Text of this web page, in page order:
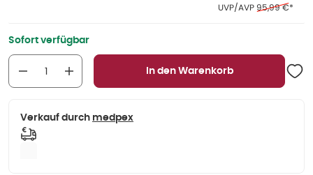
UVP/AVP Ehemaliger
95,99 €*
Sofort verfügbar
In den Warenkorb
Verkauf durch medpex